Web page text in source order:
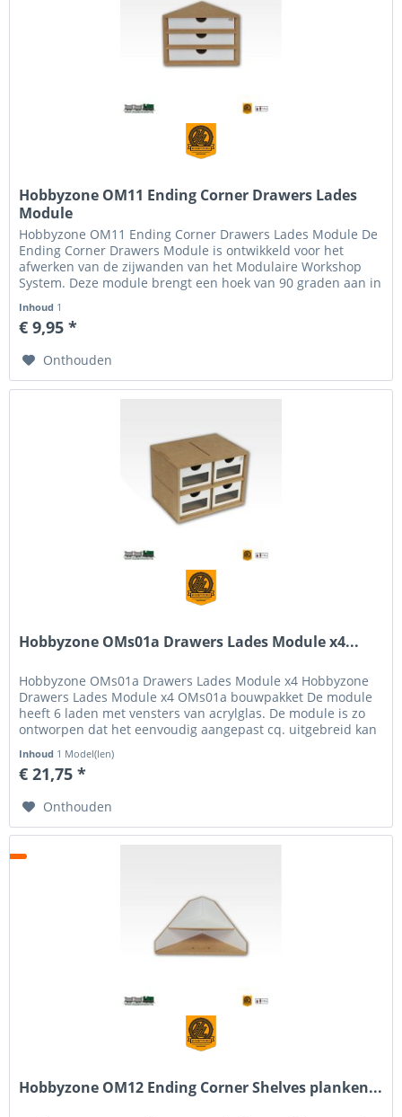
Hobbyzone OM11 Ending Corner Drawers Lades
Module
Hobbyzone OM11 Ending Corner Drawers Lades Module De
Ending Corner Drawers Module is ontwikkeld voor het
afwerken van de zijwanden van het Modulaire Workshop
System. Deze module brengt een hoek van 90 graden aan in
Inhoud 1
€ 9,95 *
Onthouden
Hobbyzone OMs01a Drawers Lades Module x4...
Hobbyzone OMs01a Drawers Lades Module x4 Hobbyzone
Drawers Lades Module x4 OMs01a bouwpakket De module
heeft 6 laden met vensters van acrylglas. De module is zo
ontworpen dat het eenvoudig aangepast cq. uitgebreid kan
Inhoud 1 Model(len)
€ 21,75 *
Onthouden
Hobbyzone OM12 Ending Corner Shelves planken...